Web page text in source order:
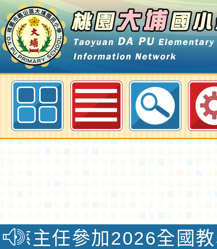
相簿分類：家長會相簿
加2026全國教學創新